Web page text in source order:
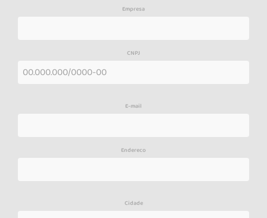
Empresa
CNPJ
E-mail
Endereco
Cidade